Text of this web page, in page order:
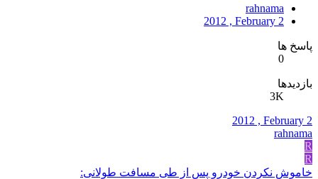
rahnama
2012 , February 2
پاسخ ها
0
بازدیدها
3K
2012 , February 2
rahnama
R
R
خاموش نکردن خودرو پس از طی مسافت طولانی: